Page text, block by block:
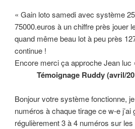
« Gain loto samedi avec système
75000.euros à un chiffre près jouer
quand même beau lot à peu près
continue !
Encore merci ça approche Jean luc
Témoignage Ruddy (avril/
Bonjour votre système fonctionne,
numéros à chaque tirage ce w-e j’ai
régulièrement 3 à 4 numéros sur